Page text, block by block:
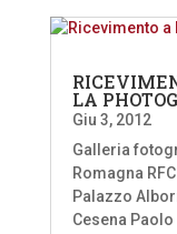
LA
Giu 3, 2012
Galleria
Romagna
Palazzo
Cesena